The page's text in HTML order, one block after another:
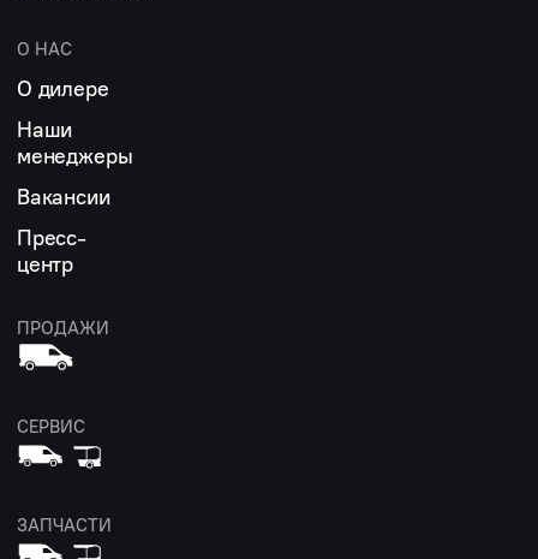
О НАС
О дилере
Наши
менеджеры
Вакансии
Пресс-
центр
ПРОДАЖИ
СЕРВИС
ЗАПЧАСТИ